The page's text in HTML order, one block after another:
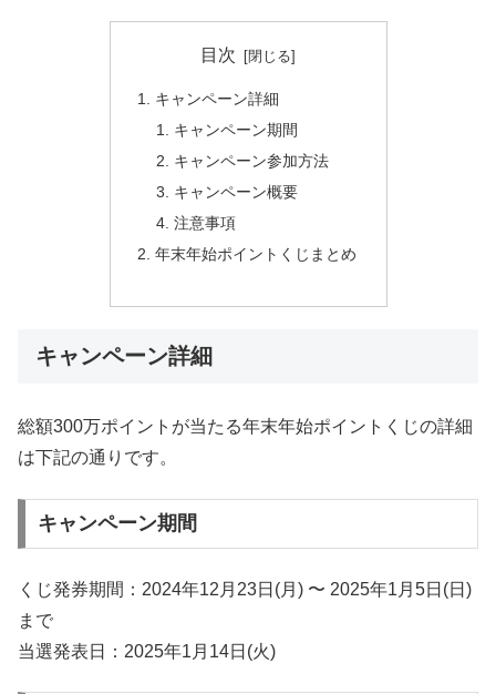
目次
キャンペーン詳細
キャンペーン期間
キャンペーン参加方法
キャンペーン概要
注意事項
年末年始ポイントくじまとめ
キャンペーン詳細
総額300万ポイントが当たる年末年始ポイントくじの詳細
は下記の通りです。
キャンペーン期間
くじ発券期間：2024年12月23日(月) 〜 2025年1月5日(日)
まで
当選発表日：2025年1月14日(火)